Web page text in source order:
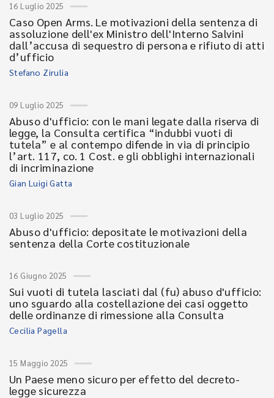
16 Luglio 2025
Caso Open Arms. Le motivazioni della sentenza di
assoluzione dell'ex Ministro dell'Interno Salvini
dall’accusa di sequestro di persona e rifiuto di atti
d’ufficio
Stefano Zirulia
09 Luglio 2025
Abuso d'ufficio: con le mani legate dalla riserva di
legge, la Consulta certifica “indubbi vuoti di
tutela” e al contempo difende in via di principio
l’art. 117, co. 1 Cost. e gli obblighi internazionali
di incriminazione
Gian Luigi Gatta
03 Luglio 2025
Abuso d'ufficio: depositate le motivazioni della
sentenza della Corte costituzionale
16 Giugno 2025
Sui vuoti di tutela lasciati dal (fu) abuso d'ufficio:
uno sguardo alla costellazione dei casi oggetto
delle ordinanze di rimessione alla Consulta
Cecilia Pagella
15 Maggio 2025
Un Paese meno sicuro per effetto del decreto-
legge sicurezza